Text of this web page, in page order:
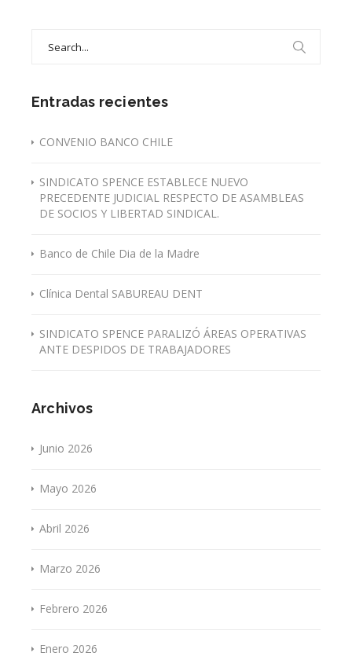
Entradas recientes
CONVENIO BANCO CHILE
SINDICATO SPENCE ESTABLECE NUEVO
PRECEDENTE JUDICIAL RESPECTO DE ASAMBLEAS
DE SOCIOS Y LIBERTAD SINDICAL.
Banco de Chile Dia de la Madre
Clínica Dental SABUREAU DENT
SINDICATO SPENCE PARALIZÓ ÁREAS OPERATIVAS
ANTE DESPIDOS DE TRABAJADORES
Archivos
Junio 2026
Mayo 2026
Abril 2026
Marzo 2026
Febrero 2026
Enero 2026